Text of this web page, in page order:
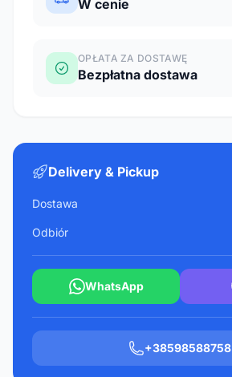
W cenie
OPŁATA ZA DOSTAWĘ
Bezpłatna dostawa
Delivery & Pickup
Dostawa
Odbiór
WhatsApp
+38598588758